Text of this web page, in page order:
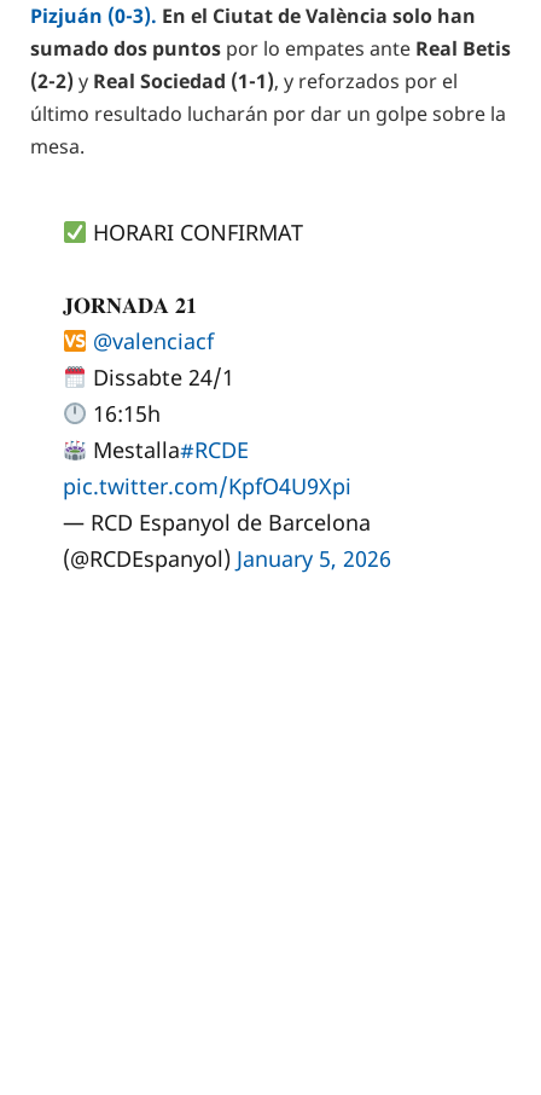
Pizjuán (0-3). En el Ciutat de València solo han
sumado dos puntos por lo empates ante Real Betis
(2-2) y Real Sociedad (1-1), y reforzados por el
último resultado lucharán por dar un golpe sobre la
mesa.
HORARI CONFIRMAT
𝐉𝐎𝐑𝐍𝐀𝐃𝐀 𝟐𝟏
@valenciacf
Dissabte 24/1
16:15h
Mestalla#RCDE
pic.twitter.com/KpfO4U9Xpi
— RCD Espanyol de Barcelona
(@RCDEspanyol) January 5, 2026